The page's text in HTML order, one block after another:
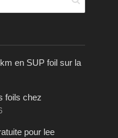
en SUP foil sur la
foils chez
pour lee